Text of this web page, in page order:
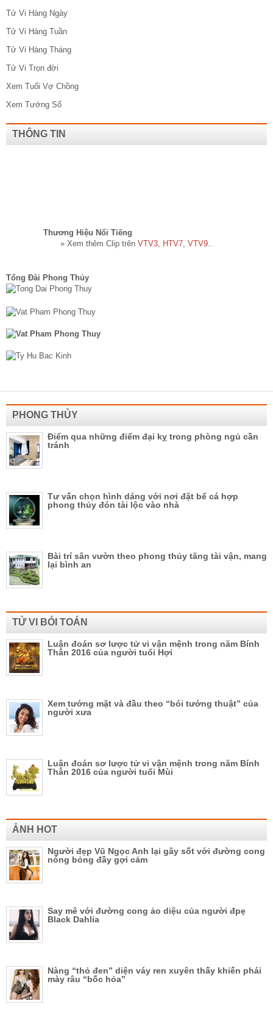
Tử Vi Hàng Ngày
Tử Vi Hàng Tuần
Tử Vi Hàng Tháng
Tử Vi Trọn đời
Xem Tuổi Vợ Chồng
Xem Tướng Số
THÔNG TIN
Thương Hiệu Nổi Tiếng​
» Xem thêm Clip trên VTV3 HTV7 VTV9
Tổng Đài Phong Thủy
PHONG THỦY
Điểm qua những điểm đại kỵ trong phòng ngủ cần
tránh
Tư vấn chọn hình dáng với nơi đặt bể cá hợp
phong thủy đón tài lộc vào nhà
Bài trí sân vườn theo phong thủy tăng tài vận, mang
lại bình an
TỬ VI BÓI TOÁN
Luận đoán sơ lược tử vi vận mệnh trong năm Bính
Thân 2016 của người tuổi Hợi
Xem tướng mặt và đầu theo “bói tướng thuật” của
người xưa
Luận đoán sơ lược tử vi vận mệnh trong năm Bính
Thân 2016 của người tuổi Mùi
ẢNH HOT
Người đẹp Vũ Ngọc Anh lại gây sốt với đường cong
nóng bỏng đầy gợi cảm
Say mê với đường cong ảo diệu của người đpẹ
Black Dahlia
Nàng “thỏ đen” diện váy ren xuyên thấy khiến phái
mày râu “bốc hỏa”